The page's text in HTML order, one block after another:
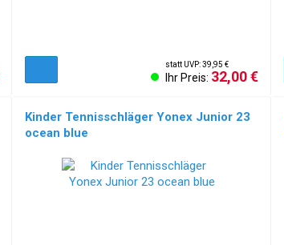
statt UVP: 39,95 €
Ihr Preis: 32,00 €
Kinder Tennisschläger Yonex Junior 23
ocean blue